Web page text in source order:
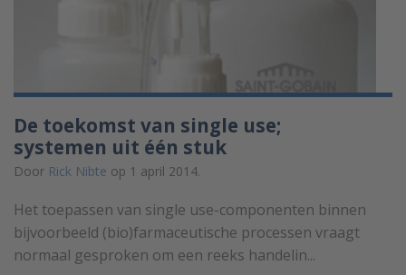
De toekomst van single use;
systemen uit één stuk
Door Rick Nibte op 1 april 2014.
Het toepassen van single use-componenten binnen
bijvoorbeeld (bio)farmaceutische processen vraagt
normaal gesproken om een reeks handelin...